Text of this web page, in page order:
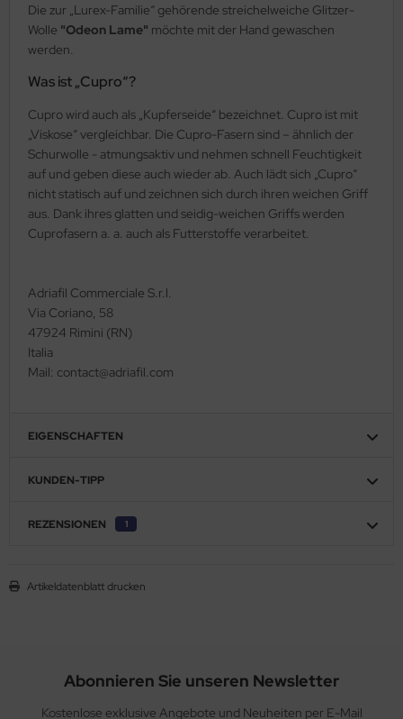
Die zur „Lurex-Familie“ gehörende streichelweiche Glitzer-
Wolle "Odeon Lame" möchte mit der Hand gewaschen
werden.
Was ist „Cupro“?
Cupro wird auch als „Kupferseide“ bezeichnet. Cupro ist mit
„Viskose“ vergleichbar. Die Cupro-Fasern sind – ähnlich der
Schurwolle - atmungsaktiv und nehmen schnell Feuchtigkeit
auf und geben diese auch wieder ab. Auch lädt sich „Cupro“
nicht statisch auf und zeichnen sich durch ihren weichen Griff
aus. Dank ihres glatten und seidig-weichen Griffs werden
Cuprofasern a. a. auch als Futterstoffe verarbeitet.
Adriafil Commerciale S.r.l.
Via Coriano, 58
47924 Rimini (RN)
Italia
Mail: contact@adriafil.com
EIGENSCHAFTEN
KUNDEN-TIPP
REZENSIONEN 1
Artikeldatenblatt drucken
Abonnieren Sie unseren Newsletter
Kostenlose exklusive Angebote und Neuheiten per E-Mail